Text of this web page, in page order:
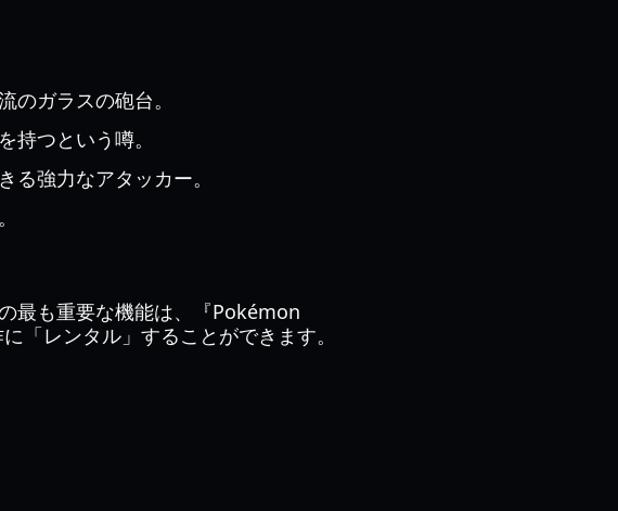
ガラスの砲台。
持つという噂。
強力なアタッカー。
最も重要な機能は、『Pokémon
「レンタル」することができます。